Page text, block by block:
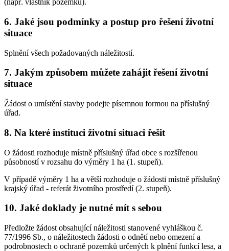
(např. vlastník pozemku).
6. Jaké jsou podmínky a postup pro řešení životní
situace
Splnění všech požadovaných náležitostí.
7. Jakým způsobem můžete zahájit řešení životní
situace
Žádost o umístění stavby podejte písemnou formou na příslušný
úřad.
8. Na které instituci životní situaci řešit
O žádosti rozhoduje místně příslušný úřad obce s rozšířenou
působností v rozsahu do výměry 1 ha (1. stupeň).
V případě výměry 1 ha a větší rozhoduje o žádosti místně příslušný
krajský úřad - referát životního prostředí (2. stupeň).
10. Jaké doklady je nutné mít s sebou
Předložte žádost obsahující náležitosti stanovené vyhláškou č.
77/1996 Sb., o náležitostech žádosti o odnětí nebo omezení a
podrobnostech o ochraně pozemků určených k plnění funkcí lesa, a